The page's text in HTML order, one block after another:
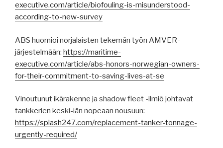
executive.com/article/biofouling-is-misunderstood-
according-to-new-survey
ABS huomioi norjalaisten tekemän työn AMVER-
järjestelmään: https://maritime-
executive.com/article/abs-honors-norwegian-owners-
for-their-commitment-to-saving-lives-at-se
Vinoutunut ikärakenne ja shadow fleet -ilmiö johtavat
tankkerien keski-iän nopeaan nousuun:
https://splash247.com/replacement-tanker-tonnage-
urgently-required/